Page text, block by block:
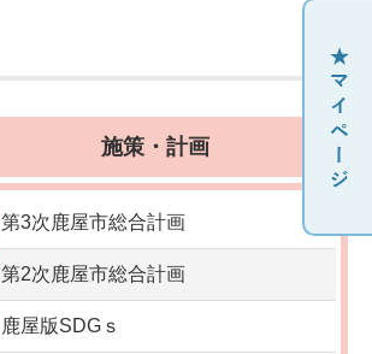
施策・計画
第3次鹿屋市総合計画
第2次鹿屋市総合計画
鹿屋版SDGｓ